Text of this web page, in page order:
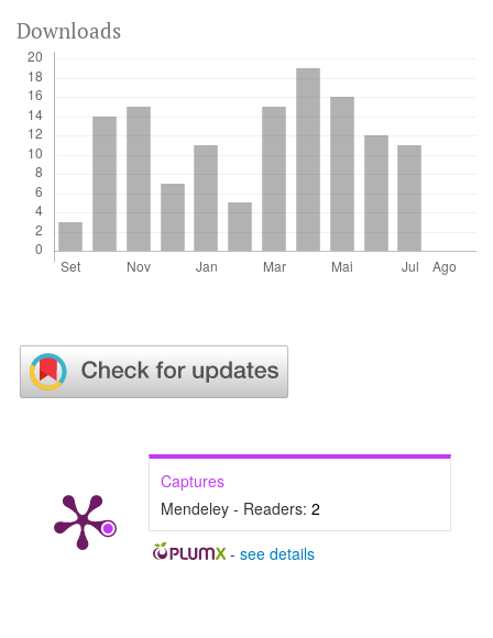
Downloads
Captures
Mendeley - Readers: 2
- see details